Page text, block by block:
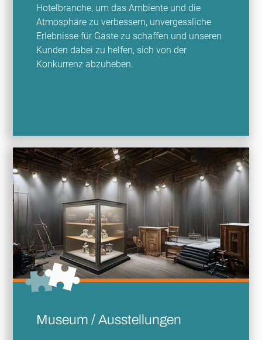
Hotelbranche, um das Ambiente und die
Atmosphäre zu verbessern, unvergessliche
Erlebnisse für Gäste zu schaffen und unseren
Kunden dabei zu helfen, sich von der
Konkurrenz abzuheben.
Museum / Ausstellungen